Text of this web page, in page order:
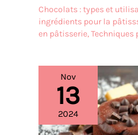
et
ni
Chocolats : types et
ingrédients pour la
en pâtisserie,Techniques
Nov
13
2024